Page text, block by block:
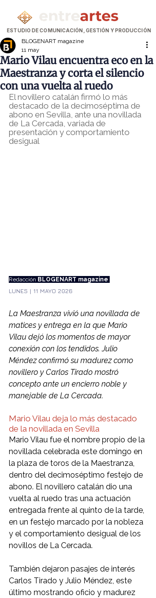
ESTUDIO DE COMUNICACIÓN, GESTIÓN Y PRODUCCIÓN
Mario Vilau encuentra eco en la
Maestranza y corta el silencio
con una vuelta al ruedo
BLOGENART magazine
11 may
El novillero catalán firmó lo más
destacado de la decimoséptima de
abono en Sevilla, ante una novillada
de La Cercada, variada de
presentación y comportamiento
desigual
Redacción BLOGENART magazine
LUNES | 11 MAYO 2026
La Maestranza vivió una novillada de
matices y entrega en la que Mario
Vilau dejó los momentos de mayor
conexión con los tendidos. Julio
Méndez confirmó su madurez como
novillero y Carlos Tirado mostró
concepto ante un encierro noble y
manejable de La Cercada.
Mario Vilau deja lo más destacado
de la novillada en Sevilla
Mario Vilau fue el nombre propio de la
novillada celebrada este domingo en
la plaza de toros de la Maestranza,
dentro del decimoséptimo festejo de
abono. El novillero catalán dio una
vuelta al ruedo tras una actuación
entregada frente al quinto de la tarde,
en un festejo marcado por la nobleza
y el comportamiento desigual de los
novillos de La Cercada.
También dejaron pasajes de interés
Carlos Tirado y Julio Méndez, este
último mostrando oficio y madurez